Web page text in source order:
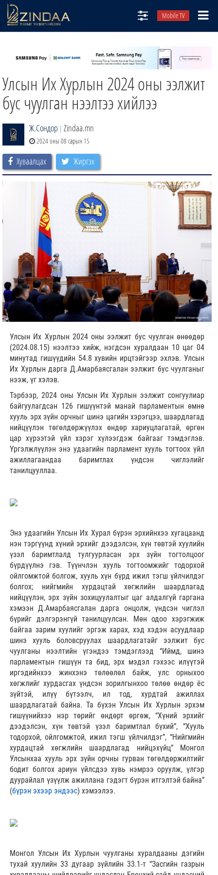
Mobile TV
ТВ8
ӨГЛӨӨНИЙ СОНИН
ЗИНДАА СЭТГҮҮЛ
Улсын Их Хурлын 2024 оны ээлжит
бус чуулган нээлтээ хийлээ
Ж.Сондор | Zindaa.mn
2024 оны 08 сарын 15
Хуваалцах Жиргэх
Улсын Их Хурлын 2024 оны ээлжит бус чуулган өнөөдөр
(2024.08.15) нээлтээ хийж, нэгдсэн хуралдаан 10 цаг 04
минутад гишүүдийн 54.8 хувийн ирцтэйгээр эхлэв. Улсын
Их Хурлын дарга Д.Амарбаясгалан ээлжит бус чуулганыг
нээж, үг хэлэв.
Тэрбээр, 2024 оны Улсын Их Хурлын ээлжит сонгуулиар
байгуулагдсан 126 гишүүнтэй манай парламентын өмнө
хууль эрх зүйн орчныг шинэ цагийн хэрэгцээ, шаардлагад
нийцүүлэн төгөлдөржүүлэх өндөр хариуцлагатай, өргөн
цар хүрээтэй үйл хэрэг хүлээгдэж байгааг тэмдэглэв.
Үргэлжлүүлэн энэ удаагийн парламент хууль тогтоох үйл
ажиллагаандаа баримтлах үндсэн чиглэлийг
танилцууллаа.
Энэ удаагийн Улсын Их Хурал бүрэн эрхийнхээ хугацаанд
нэн тэргүүнд хүний эрхийг дээдэлсэн, хүн төвтэй хуулийн
үзэл баримтлалд тулгуурласан эрх зүйн тогтолцоог
бүрдүүлнэ гэв. Түүнчлэн хууль тогтоомжийг тодорхой
ойлгомжтой болгож, хууль хүн бүрд ижил тэгш үйлчилдэг
болгох; нийгмийн хурдацтай хөгжлийн шаардлагад
нийцүүлэн, эрх зүйн зохицуулалтыг цаг алдалгүй гаргана
хэмээн Д.Амарбаясгалан дарга онцолж, үндсэн чиглэл
бүрийг дэлгэрэнгүй танилцуулсан. Мөн одоо хэрэгжиж
байгаа зарим хуулийг эргэж харах, хэд хэдэн асуудлаар
шинэ хууль боловсруулах шаардлагатайг ээлжит бус
чуулганы нээлтийн үгэндээ тэмдэглээд “Иймд, шинэ
парламентын гишүүн та бид, эрх мэдэл гэхээс илүүтэй
иргэдийнхээ жинхэнэ төлөөлөл байж, улс орныхоо
хөгжлийг хурдасгах үндсэн зорилгынхоо төлөө өндөр ёс
зүйтэй, илүү бүтээлч, ил тод, хурдтай ажиллах
шаардлагатай байна. Та бүхэн Улсын Их Хурлын эрхэм
гишүүнийхээ нэр төрийг өндөрт өргөж, “Хүний эрхийг
дээдэлсэн, хүн төвтэй үзэл баримтлал бүхий”, “Хууль
тодорхой, ойлгомжтой, ижил тэгш үйлчилдэг”, “Нийгмийн
хурдацтай хөгжлийн шаардлагад нийцэхүйц” Монгол
Улсынхаа хууль эрх зүйн орчны гурван төгөлдөржилтийг
бодит болгох ариун үйлсдээ хувь нэмрээ оруулж, үлгэр
дуурайлал үзүүлж ажиллана гэдэгт бүрэн итгэлтэй байна”
(бүрэн эхээр эндээс) хэмээлээ.
Монгол Улсын Их Хурлын чуулганы хуралдааны дэгийн
тухай хуулийн 33 дугаар зүйлийн 33.1-т “Засгийн газрын